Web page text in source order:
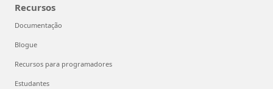
Recursos
Documentação
Blogue
Recursos para programadores
Estudantes